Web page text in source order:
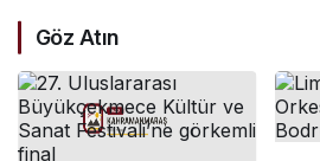
Göz Atın